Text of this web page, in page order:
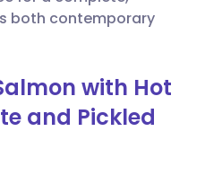
both contemporary
with Hot
and Pickled